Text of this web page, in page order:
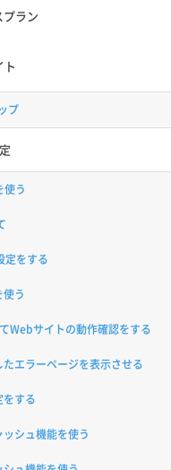
プラン
ト
プ
う
定をする
う
Webサイトの動作確認をする
エラーページを表示させる
する
シュ機能を使う